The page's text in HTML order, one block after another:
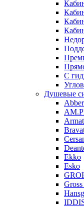
С
Душевые
Abber
Ekko
Esko